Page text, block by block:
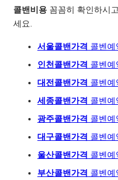
콜밴비용 꼼꼼히 확인하시
세요.
서울콜밴가격 콜벤예
인천콜밴가격 콜벤예
대전콜밴가격 콜벤예
세종콜밴가격 콜벤예
광주콜밴가격 콜벤예
대구콜밴가격 콜벤예
울산콜밴가격 콜벤예
부산콜밴가격 콜벤예